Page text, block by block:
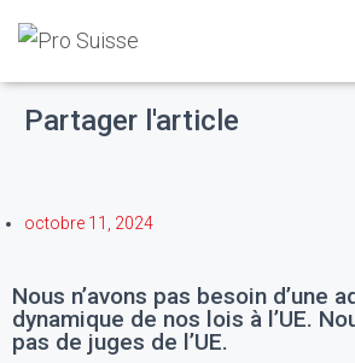
octobre 11, 2024
Partager l'article
Nous n’avons pas besoin d’une
dynamique de nos lois à l’UE.
pas de juges de l’UE.